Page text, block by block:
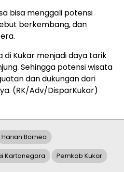
bisa menggali potensi
berkembang, dan
di Kukar menjadi daya tarik
Sehingga potensi wisata
dan dukungan dari
(RK/Adv/DisparKukar)
Harian Borneo
Kartanegara Pemkab Kukar